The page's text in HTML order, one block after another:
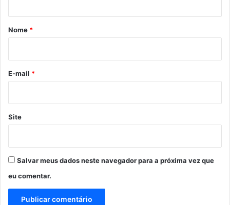
r
*
Nome *
E-mail *
Site
Salvar meus dados neste navegador para a próxima vez que
eu comentar.